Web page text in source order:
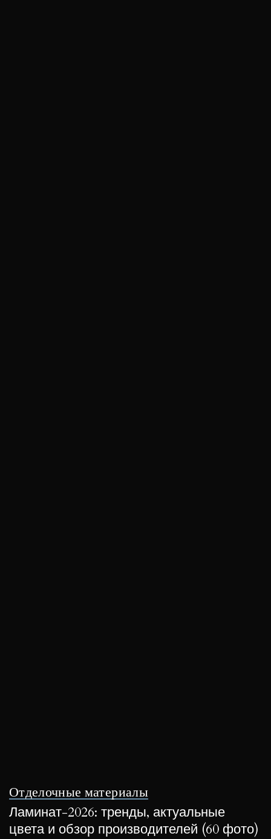
Отделочные материалы
Ламинат-2026: тренды, актуальные
цвета и обзор производителей (60 фото)